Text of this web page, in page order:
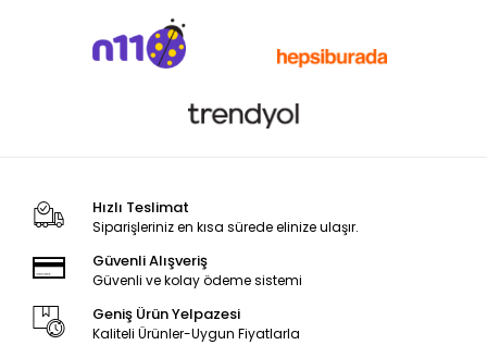
Hızlı Teslimat
Siparişleriniz en kısa sürede elinize ulaşır.
Güvenli Alışveriş
Güvenli ve kolay ödeme sistemi
Geniş Ürün Yelpazesi
Kaliteli Ürünler-Uygun Fiyatlarla